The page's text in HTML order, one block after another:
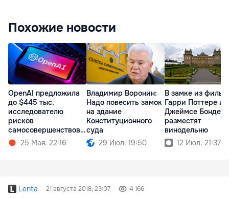
Похожие новости
OpenAI предложила
до $445 тыс.
исследователю
рисков
самосовершенствова
ния ИИ25 Мая. 22:16
Владимир Воронин:
Надо повесить замок
на здание
Конституционного
суда
29 Июл. 19:50
В замке из
Гарри Поттере и
Джеймсе Бонде
разместят
винодельню
12 Июл. 21:37
Lenta 21 августа 2018, 23:07 4 166